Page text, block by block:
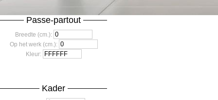
Passe-partout
Breedte (cm.):
Op het werk (cm.):
Kleur:
Kader